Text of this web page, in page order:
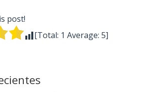
post!
[Total: 1 Average: 5]